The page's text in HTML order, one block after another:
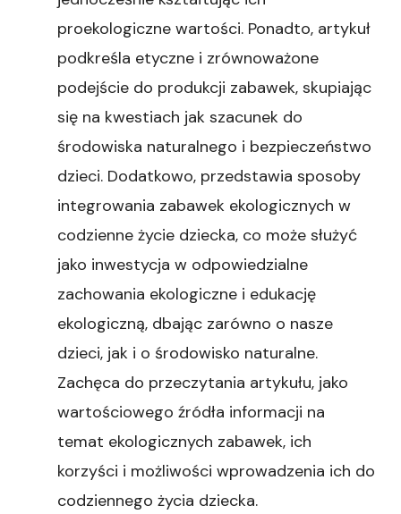
proekologiczne wartości. Ponadto, artykuł
podkreśla etyczne i zrównoważone
podejście do produkcji zabawek, skupiając
się na kwestiach jak szacunek do
środowiska naturalnego i bezpieczeństwo
dzieci. Dodatkowo, przedstawia sposoby
integrowania zabawek ekologicznych w
codzienne życie dziecka, co może służyć
jako inwestycja w odpowiedzialne
zachowania ekologiczne i edukację
ekologiczną, dbając zarówno o nasze
dzieci, jak i o środowisko naturalne.
Zachęca do przeczytania artykułu, jako
wartościowego źródła informacji na
temat ekologicznych zabawek, ich
korzyści i możliwości wprowadzenia ich do
codziennego życia dziecka.